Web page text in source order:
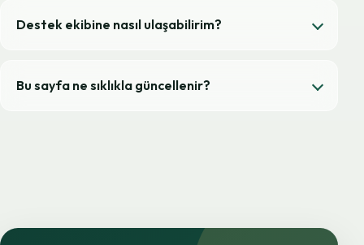
Destek ekibine nasıl ulaşabilirim?
Bu sayfa ne sıklıkla güncellenir?